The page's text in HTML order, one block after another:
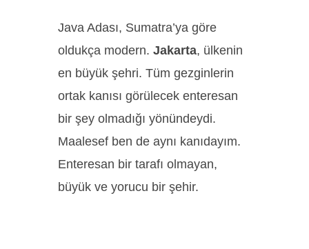
Java Adası, Sumatra’ya göre
oldukça modern. Jakarta, ülkenin
en büyük şehri. Tüm gezginlerin
ortak kanısı görülecek enteresan
bir şey olmadığı yönündeydi.
Maalesef ben de aynı kanıdayım.
Enteresan bir tarafı olmayan,
büyük ve yorucu bir şehir.